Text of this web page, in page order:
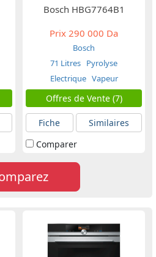
Bosch HBG7764B1
Prix 290 000 Da
Bosch
71 Litres Pyrolyse
Electrique Vapeur
Offres de Vente (7)
Fiche
Similaires
Comparer